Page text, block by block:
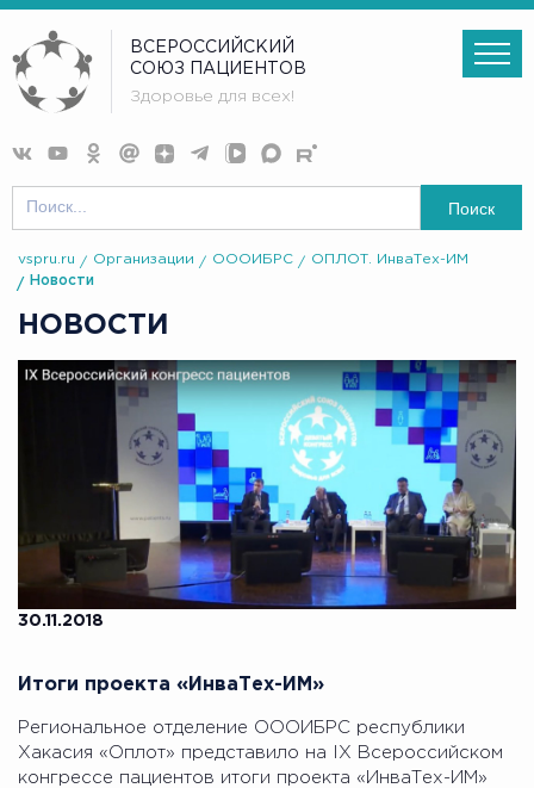
ВСЕРОССИЙСКИЙ
СОЮЗ ПАЦИЕНТОВ
Здоровье для всех!
Поиск
vspru.ru Организации ОООИБРС
ОПЛОТ. ИнваТех-ИМ
Новости
НОВОСТИ
30.11.2018
Итоги проекта «ИнваТех-ИМ»
Региональное отделение ОООИБРС республики
Хакасия «Оплот» представило на IX Всероссийском
конгрессе пациентов итоги проекта «ИнваТех-ИМ»